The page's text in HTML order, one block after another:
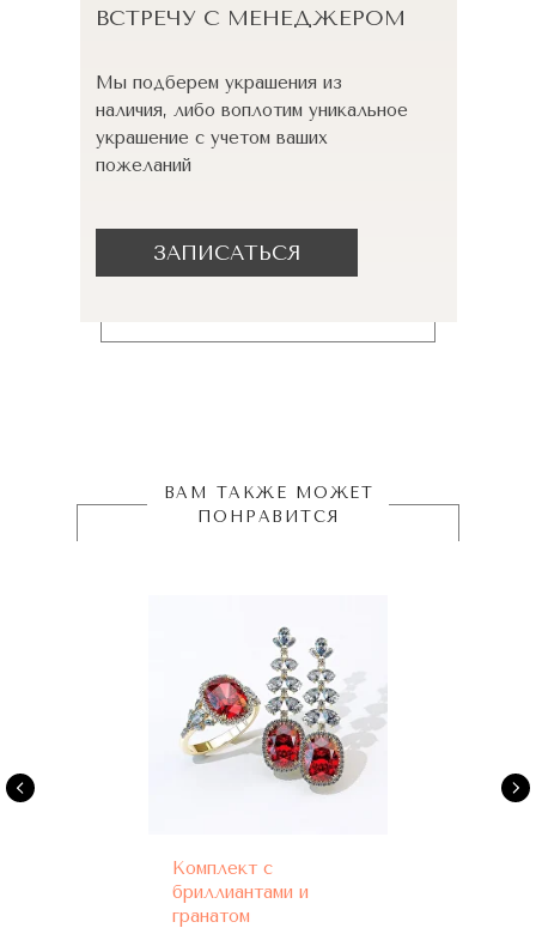
ВСТРЕЧУ С МЕНЕДЖЕРОМ
Мы подберем украшения из
наличия, либо воплотим уникальное
украшение с учетом ваших
пожеланий
ЗАПИСАТЬСЯ
ВАМ ТАКЖЕ МОЖЕТ
ПОНРАВИТСЯ
Комплект с
бриллиантами и
гранатом